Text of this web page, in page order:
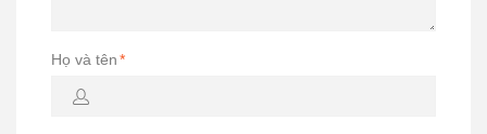
Họ và tên*